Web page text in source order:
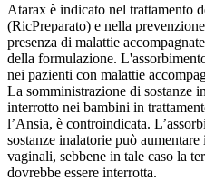
Atarax è indicato nel trattamento
(RicPreparato) e nella
presenza di malattie
della formulazione.
nei pazienti con malattie
La somministrazione di sostanze
interrotto nei bambini in
l’Ansia, è controindicata.
sostanze inalatorie può
vaginali, sebbene in tale caso la
dovrebbe essere interrotta.